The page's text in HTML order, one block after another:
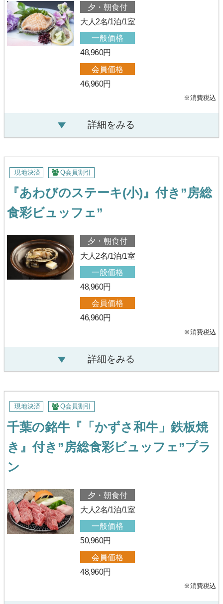
夕・朝食付
大人2名/1泊/1室
一般価格
48,960円
会員価格
46,960円
※消費税込
詳細をみる
現地決済 Q会員割引
『あわびのステーキ(小)』付き”房総
食彩ビュッフェ”
夕・朝食付
大人2名/1泊/1室
一般価格
48,960円
会員価格
46,960円
※消費税込
詳細をみる
現地決済 Q会員割引
千葉の銘牛『「かずさ和牛」鉄板焼
き』付き”房総食彩ビュッフェ”プラ
ン
夕・朝食付
大人2名/1泊/1室
一般価格
50,960円
会員価格
48,960円
※消費税込